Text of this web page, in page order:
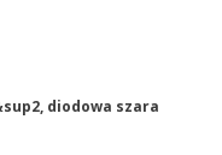
diodowa szara